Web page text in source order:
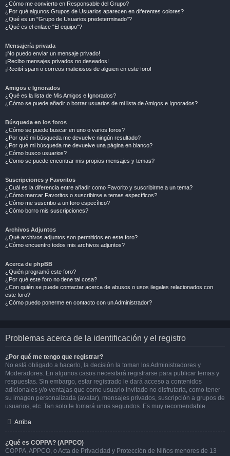
¿Cómo me convierto en Responsable del Grupo?
¿Por qué algunos Grupos de Usuarios aparecen en diferentes colores?
¿Qué es un "Grupo de Usuarios predeterminado"?
¿Qué es el enlace "El equipo"?
Mensajería privada
¡No puedo enviar un mensaje privado!
¡Recibo mensajes privados no deseados!
¡Recibí spam o correos maliciosos de alguien en este foro!
Amigos e Ignorados
¿Qué es la lista de Mis Amigos e Ignorados?
¿Cómo se puede añadir o borrar usuarios de mi lista de Amigos e Ignorados?
Búsqueda en los foros
¿Cómo se puede buscar en uno o varios foros?
¿Por qué mi búsqueda me devuelve ningún resultado?
¿Por qué mi búsqueda me devuelve una página en blanco?
¿Cómo busco usuarios?
¿Como se puede encontrar mis propios mensajes y temas?
Suscripciones y Favoritos
¿Cuál es la diferencia entre añadir como Favorito y suscribirme a un tema?
¿Cómo marcar Favoritos o suscribirse a temas específicos?
¿Cómo me suscribo a un foro específico?
¿Cómo borro mis suscripciones?
Archivos Adjuntos
¿Qué archivos adjuntos son permitidos en este foro?
¿Cómo encuentro todos mis archivos adjuntos?
Acerca de phpBB
¿Quién programó este foro?
¿Por qué este foro no tiene tal cosa?
¿Con quién se puede contactar acerca de abusos o usos ilegales relacionados con
este foro?
¿Cómo puedo ponerme en contacto con un Administrador?
Problemas acerca de la identificación y el registro
¿Por qué me tengo que registrar?
No está obligado a hacerlo, la decisión la toman los Administradores y
Moderadores. En algunos casos necesitará registrarse para publicar temas y
respuestas. Sin embargo, estar registrado le dará acceso a contenidos
adicionales y/o ventajas que como usuario invitado no disfrutaría, como tener
su imagen personalizada (avatar), mensajes privados, suscripción a grupos de
usuarios, etc. Tan solo le tomará unos segundos. Es muy recomendable.
Arriba
¿Qué es COPPA? (APPCO)
COPPA, APPCO, o Acta de Privacidad y Protección de Niños menores de 13